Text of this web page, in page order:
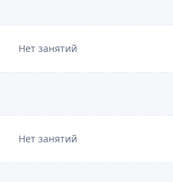
Нет занятий
Нет занятий